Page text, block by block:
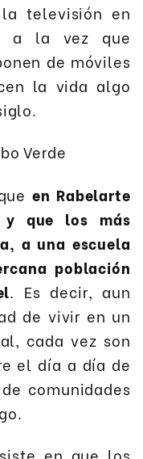
televisión en
a la vez que
de móviles
la vida algo
en Rabelarte
y que los más
a una escuela
población
. Es decir, aun
de vivir en un
cada vez son
el día a día de
comunidades